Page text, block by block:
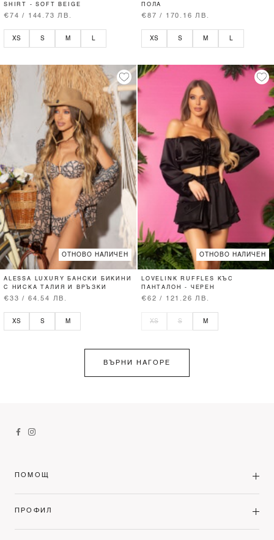
SHIRT - SOFT BEIGE
€74 / 144.73 ЛВ.
XS S M L
ПОЛА
€87 / 170.16 ЛВ.
XS S M L
ОТНОВО НАЛИЧЕН
ALESSA LUXURY БАНСКИ БИКИНИ
С НИСКА ТАЛИЯ И ВРЪЗКИ
€33 / 64.54 ЛВ.
XS S M
ОТНОВО НАЛИЧЕН
LOVELINK RUFFLES КЪС
ПАНТАЛОН - ЧЕРЕН
€62 / 121.26 ЛВ.
XS S M
ВЪРНИ НАГОРЕ
ПОМОЩ
ПРОФИЛ